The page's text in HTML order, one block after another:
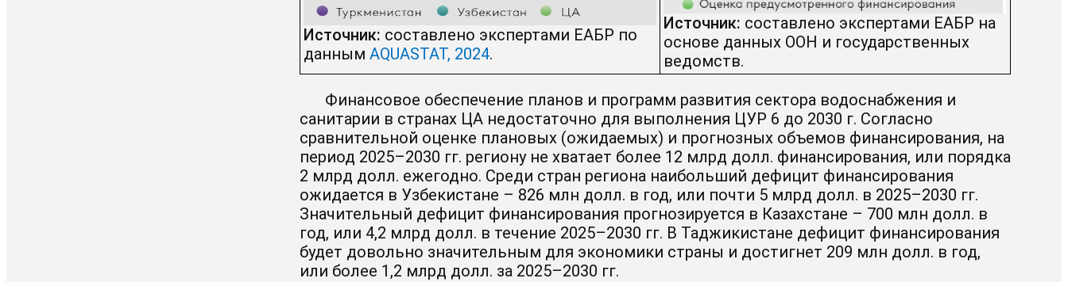
Источник: составлено экспертами ЕАБР по
данным AQUASTAT, 2024.
Источник: составлено экспертами ЕАБР на
основе данных ООН и государственных
ведомств.
Финансовое обеспечение планов и программ развития сектора водоснабжения и
санитарии в странах ЦА недостаточно для выполнения ЦУР 6 до 2030 г. Согласно
сравнительной оценке плановых (ожидаемых) и прогнозных объемов финансирования, на
период 2025–2030 гг. региону не хватает более 12 млрд долл. финансирования, или порядка
2 млрд долл. ежегодно. Среди стран региона наибольший дефицит финансирования
ожидается в Узбекистане – 826 млн долл. в год, или почти 5 млрд долл. в 2025–2030 гг.
Значительный дефицит финансирования прогнозируется в Казахстане – 700 млн долл. в
год, или 4,2 млрд долл. в течение 2025–2030 гг. В Таджикистане дефицит финансирования
будет довольно значительным для экономики страны и достигнет 209 млн долл. в год,
или более 1,2 млрд долл. за 2025–2030 гг.